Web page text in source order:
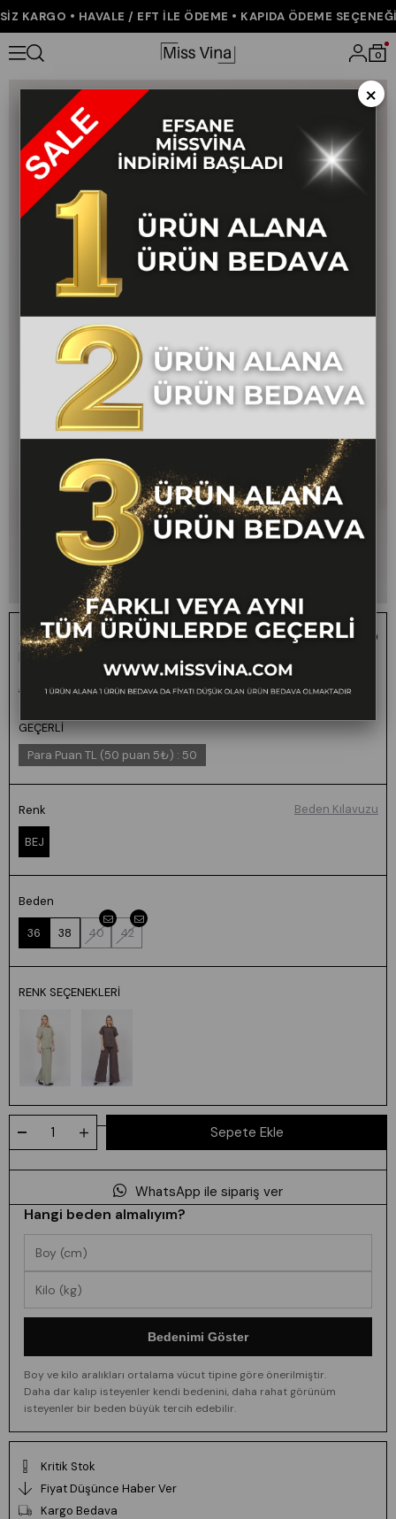
KARGO • HAVALE / EFT İLE ÖDEME • KAPIDA ÖDEME SEÇENEĞİ
0
Anasayfa YENİ GELENLER
Arkası Yırtmaç Detaylı Gömlek - Beli Lastikli Cepli
Pantolon Takım 70031
₺3.400,00 ₺1.699,00 50
FARKLI VEYA AYNI
GEÇERLİ
Para Puan TL (50 puan 5₺) : 50
Renk
BEJ
Beden
36 38 40 42
Beden Kılavuzu
RENK SEÇENEKLERI
WhatsApp ile sipariş ver
Hangi beden almalıyım?
Bedenimi Göster
Boy ve kilo aralıkları ortalama vücut tipine göre önerilmiştir.
Daha dar kalıp isteyenler kendi bedenini, daha rahat görünüm
isteyenler bir beden büyük tercih edebilir.
Kritik Stok
Fiyat Düşünce Haber Ver
Kargo Bedava
×